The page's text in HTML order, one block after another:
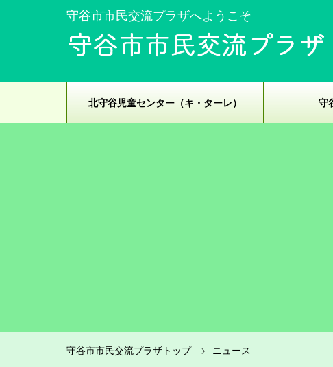
守谷市市民交流プラザへようこそ
北守谷児童センター（キ・ターレ） 守
守谷市市民交流プラザトップ ニュース